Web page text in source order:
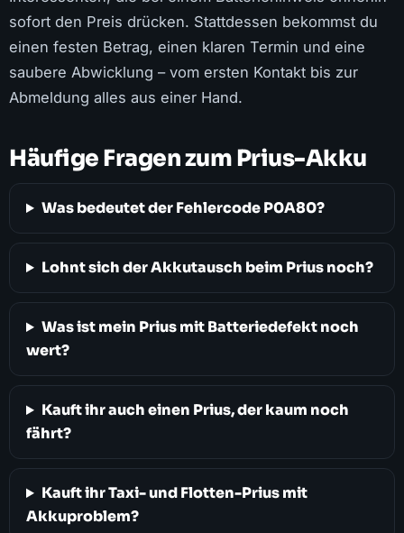
sofort den Preis drücken. Stattdessen bekommst du
einen festen Betrag, einen klaren Termin und eine
saubere Abwicklung – vom ersten Kontakt bis zur
Abmeldung alles aus einer Hand.
Häufige Fragen zum Prius-Akku
Was bedeutet der Fehlercode P0A80?
Lohnt sich der Akkutausch beim Prius noch?
Was ist mein Prius mit Batteriedefekt noch
wert?
Kauft ihr auch einen Prius, der kaum noch
fährt?
Kauft ihr Taxi- und Flotten-Prius mit
Akkuproblem?